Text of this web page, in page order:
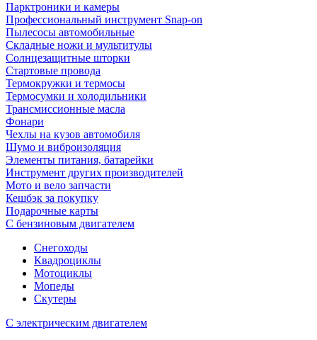
Парктроники и камеры
Профессиональный инструмент Snap-on
Пылесосы автомобильные
Складные ножи и мультитулы
Солнцезащитные шторки
Стартовые провода
Термокружки и термосы
Термосумки и холодильники
Трансмиссионные масла
Фонари
Чехлы на кузов автомобиля
Шумо и виброизоляция
Элементы питания, батарейки
Инструмент других производителей
Мото и вело запчасти
Кешбэк за покупку
Подарочные карты
С бензиновым двигателем
Снегоходы
Квадроциклы
Мотоциклы
Мопеды
Скутеры
С электрическим двигателем